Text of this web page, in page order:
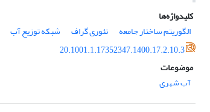
کلیدواژه‌ها
الگوریتم ساختار جامعه
تئوری گراف شبکه توزیع آب
20.1001.1.17352347.1400.17.2.10.3
موضوعات
آب شهری